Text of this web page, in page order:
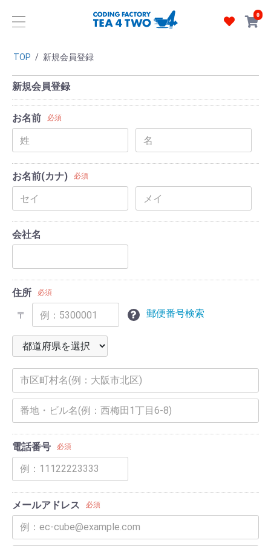
0
TOP / 新規会員登録
新規会員登録
お名前 必須
お名前(カナ) 必須
会社名
住所 必須
〒 郵便番号検索
電話番号 必須
メールアドレス 必須